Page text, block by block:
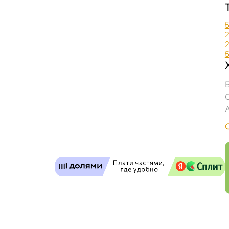
EFELE MO-740 Средство технического